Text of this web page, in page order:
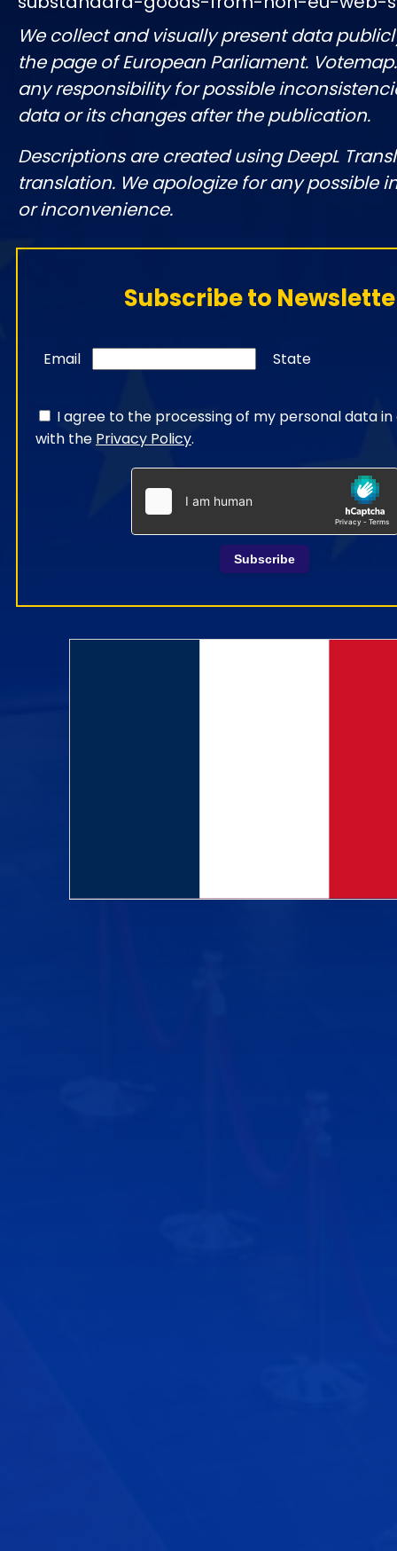
We collect and visually present data
the page of European Parliament.
any responsibility for possible
data or its changes after the publication.
Descriptions are created using DeepL
translation. We apologize for any possible
or inconvenience.
Subscribe to
Email State
I agree to the processing of my personal data
with the Privacy Policy.
Subscribe